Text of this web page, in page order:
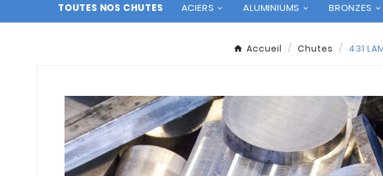
TOUTES NOS CHUTES ACIERS ALUMINIUMS BRONZES
Accueil Chutes 431